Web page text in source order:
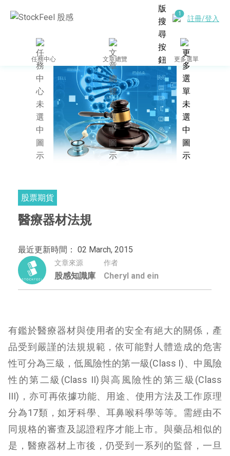
註冊/登入
任務中心 文章總覽 更多選單
股票期貨
醫療器材法規
最近更新時間： 02 March, 2015
文章來源
股感知識庫
作者
Cheryl and ein
有鑑於醫療器材與使用者的安全有絕大的關係，產
品受到嚴謹的法規規範，依可能對人體造成的危害
性可分為三級，低風險性的第一級(Class I)、中風險
性的第二級(Class II)與高風險性的第三級(Class
III)，亦可再依據功能、用途、使用方法及工作原理
分為17類，如牙科學、耳鼻喉科學等等。需經由不
同規格的審查及認證程序才能上市。與藥品相似的
是，醫療器材上市後，仍受到一系列的監督，一旦